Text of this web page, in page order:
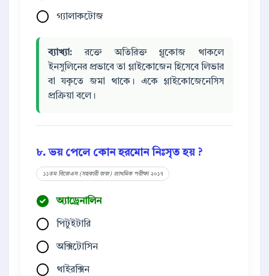
গ্যালাকটোজ
ব্যাখ্যা: রক্তে অতিরিক্ত গ্লুকোজ থাকলে
ইনসুলিনের প্রভাবে তা গ্লাইকোজেন হিসেবে লিভার
বা যকৃতে জমা থাকে। একে গ্লাইকোজেনেসিস
প্রক্রিয়া বলে।
৮. ভয় পেলে কোন হরমোন নিঃসৃত হয় ?
১১তম বিজেএস (সহকারী জজ) প্রাথমিক পরীক্ষা ২০১৭
অ্যাড্রেনালিন
পিটুইটারি
অক্সিটোসিন
থাইরক্সিন